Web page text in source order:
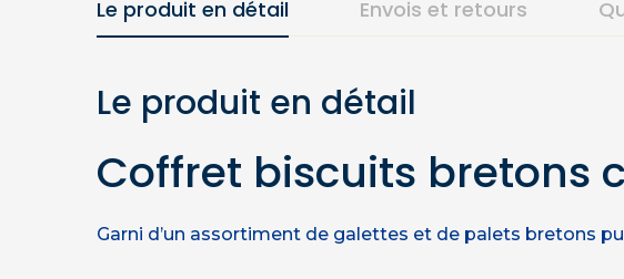
Le produit en détail Envois et retours
Le produit en détail
Coffret biscuits bretons
Garni d’un assortiment de galettes et de palets bretons